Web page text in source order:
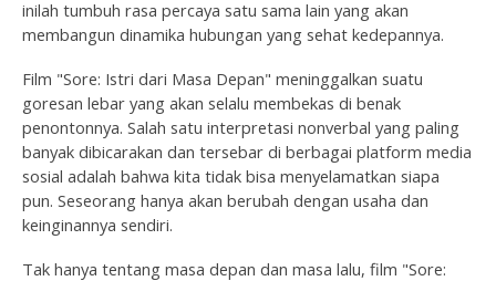
inilah tumbuh rasa percaya satu sama lain yang akan
membangun dinamika hubungan yang sehat kedepannya.
Film "Sore: Istri dari Masa Depan" meninggalkan suatu
goresan lebar yang akan selalu membekas di benak
penontonnya. Salah satu interpretasi nonverbal yang paling
banyak dibicarakan dan tersebar di berbagai platform media
sosial adalah bahwa kita tidak bisa menyelamatkan siapa
pun. Seseorang hanya akan berubah dengan usaha dan
keinginannya sendiri.
Tak hanya tentang masa depan dan masa lalu, film "Sore: